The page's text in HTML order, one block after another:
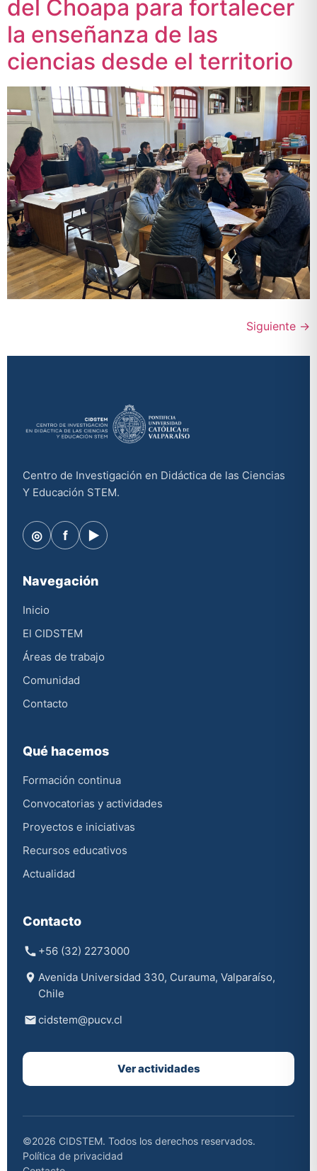
del Choapa para fortalecer
la enseñanza de las
ciencias desde el territorio
Siguiente →
Centro de Investigación en Didáctica de las Ciencias
Y Educación STEM.
◎ f ▶
Navegación
Inicio
El CIDSTEM
Áreas de trabajo
Comunidad
Contacto
Qué hacemos
Formación continua
Convocatorias y actividades
Proyectos e iniciativas
Recursos educativos
Actualidad
Contacto
+56 (32) 2273000
Avenida Universidad 330, Curauma, Valparaíso,
Chile
cidstem@pucv.cl
Ver actividades
©2026 CIDSTEM. Todos los derechos reservados.
Política de privacidad